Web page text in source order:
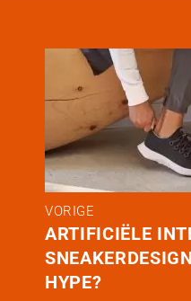
VORIGE
ARTIFICIËLE
HYPE?